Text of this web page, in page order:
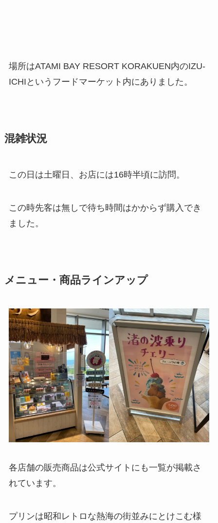
場所はATAMI BAY RESORT KORAKUEN内のIZU-
ICHIというフードマーケット内にありました。
混雑状況
この日は土曜日、お店には16時半頃に訪問。
この時先客は無しで待ち時間はかからず購入でき
ました。
メニュー・商品ラインアップ
各店舗の販売商品は公式サイトにも一覧が掲載さ
れています。
プリンは昭和レトロな熱海の街並みにとけこむ様